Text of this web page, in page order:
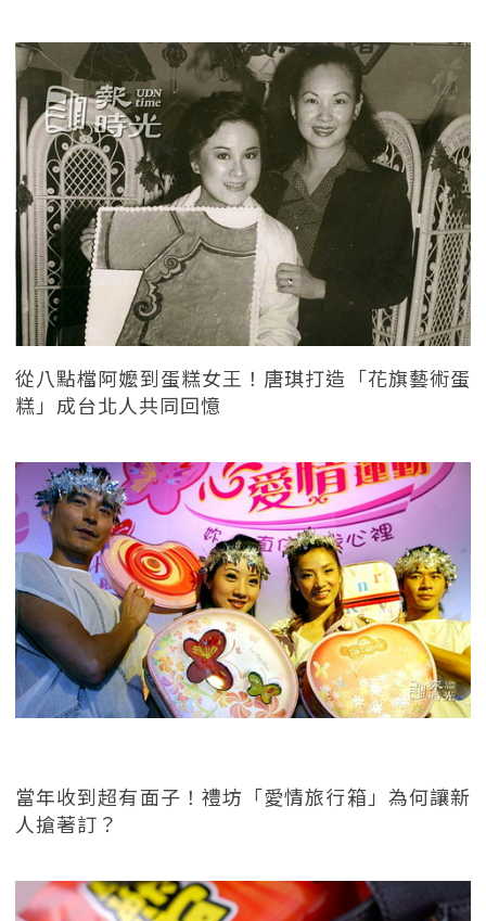
從八點檔阿嬤到蛋糕女王！唐琪打造「花旗藝術蛋
糕」成台北人共同回憶
當年收到超有面子！禮坊「愛情旅行箱」為何讓新
人搶著訂？